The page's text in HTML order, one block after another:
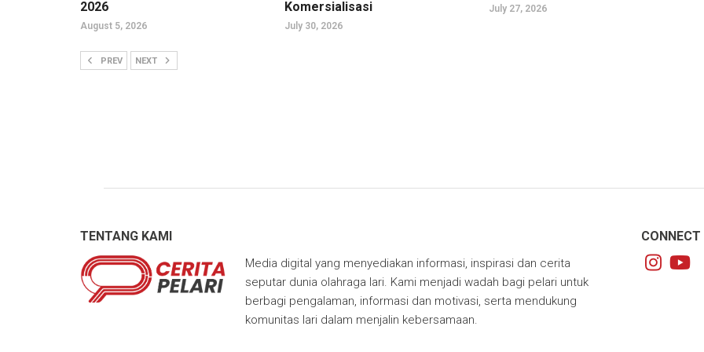
2026
August 5, 2026
Komersialisasi
July 30, 2026
July 27, 2026
PREV NEXT
TENTANG KAMI
Media digital yang menyediakan informasi, inspirasi dan cerita
seputar dunia olahraga lari. Kami menjadi wadah bagi pelari untuk
berbagi pengalaman, informasi dan motivasi, serta mendukung
komunitas lari dalam menjalin kebersamaan.